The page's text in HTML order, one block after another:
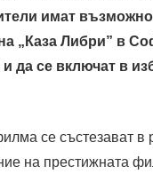
имат
„Каза Либри” в
и да се включат в
се състезават в
на престижната